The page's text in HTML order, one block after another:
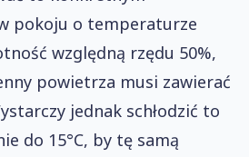
pokoju o temperaturze
względną rzędu 50%,
powietrza musi zawierać
jednak schłodzić to
do 15°C, by tę samą